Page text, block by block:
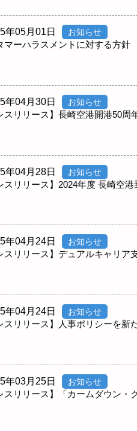
年05月01日 お知らせ
マーハラスメントに対する方針
年04月30日 お知らせ
スリリース】長崎空港開港50周
年04月28日 お知らせ
スリリース】2024年度 長崎空
年04月24日 お知らせ
スリリース】デュアルキャリ
年04月24日 お知らせ
スリリース】人事ポリシーを新
年03月25日 お知らせ
スリリース】「カームダウン